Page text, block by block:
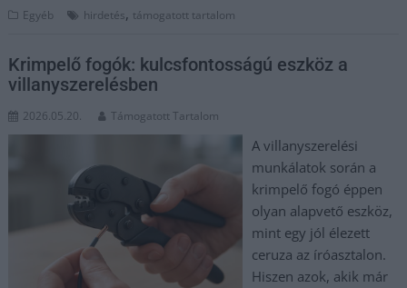
Egyéb hirdetés, támogatott tartalom
Krimpelő fogók: kulcsfontosságú eszköz a
villanyszerelésben
2026.05.20. Támogatott Tartalom
A villanyszerelési
munkálatok során a
krimpelő fogó éppen
olyan alapvető eszköz,
mint egy jól élezett
ceruza az íróasztalon.
Hiszen azok, akik már